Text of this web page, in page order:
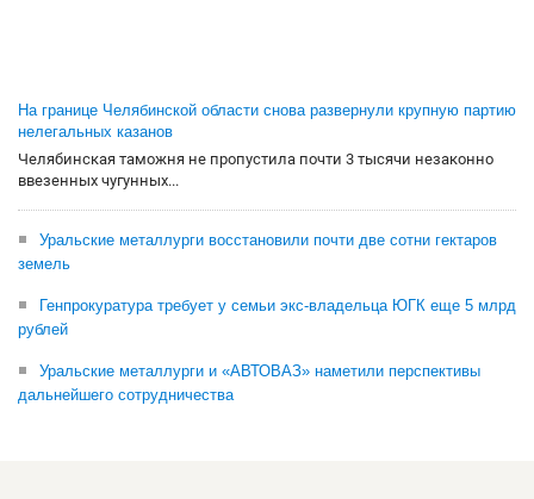
На границе Челябинской области снова развернули крупную партию
нелегальных казанов
Челябинская таможня не пропустила почти 3 тысячи незаконно
ввезенных чугунных...
Уральские металлурги восстановили почти две сотни гектаров
земель
Генпрокуратура требует у семьи экс-владельца ЮГК еще 5 млрд
рублей
Уральские металлурги и «АВТОВАЗ» наметили перспективы
дальнейшего сотрудничества